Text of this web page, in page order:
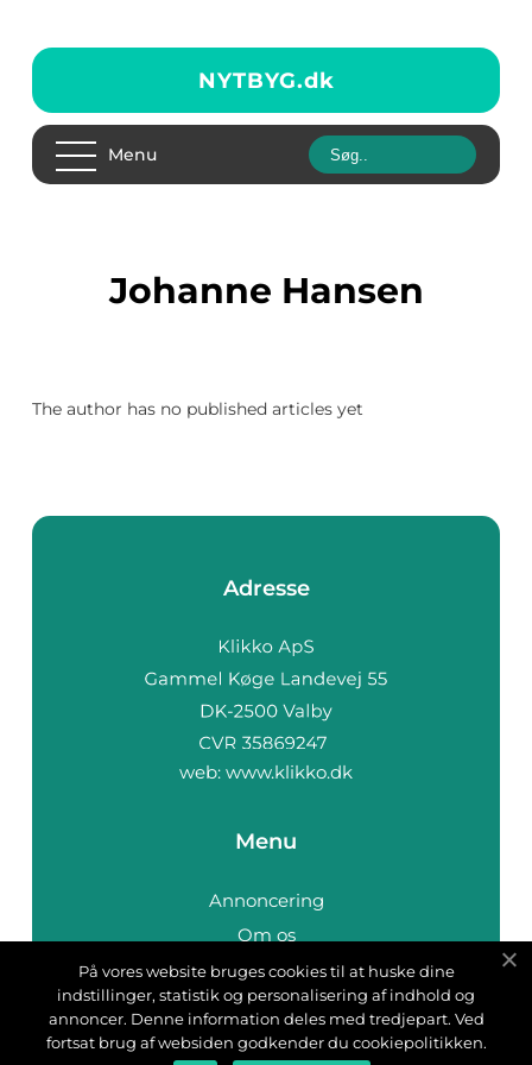
NYTBYG.dk
Menu
Johanne Hansen
The author has no published articles yet
Adresse
web: www.klikko.dk
Menu
Annoncering
Om os
Cookies
Kontakt os
Sitemap
På vores website bruges cookies til at huske dine
indstillinger, statistik og personalisering af indhold og
annoncer. Denne information deles med tredjepart. Ved
fortsat brug af websiden godkender du cookiepolitikken.